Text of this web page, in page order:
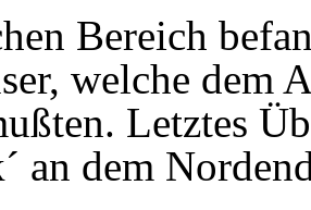
Bereich
welche dem
Letztes
´ an dem